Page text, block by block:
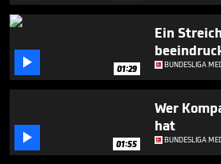
 01:29
Ein
BUNDESLIGA
 01:55
Wer
hat
BUNDESLIGA